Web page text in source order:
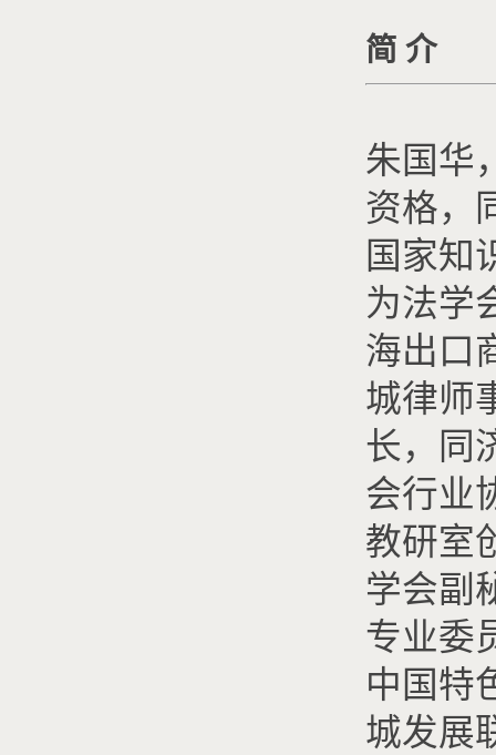
简 介
朱国华
资格，
国家知
为法学
海出口
城律师
长，同
会行业
教研室
学会副
专业委
中国特
城发展